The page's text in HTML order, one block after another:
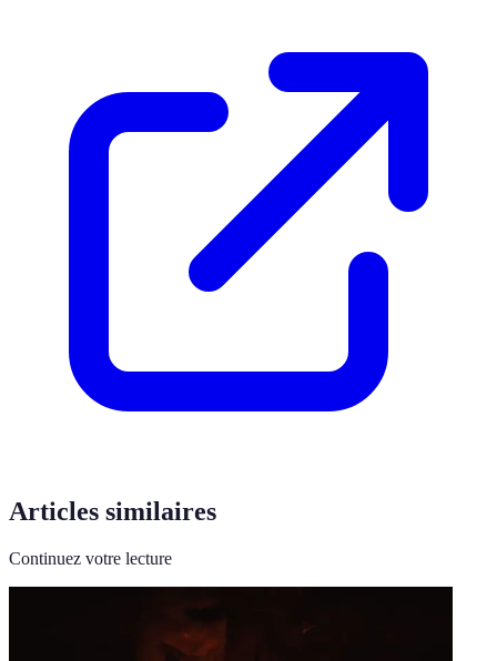
Articles similaires
Continuez votre lecture